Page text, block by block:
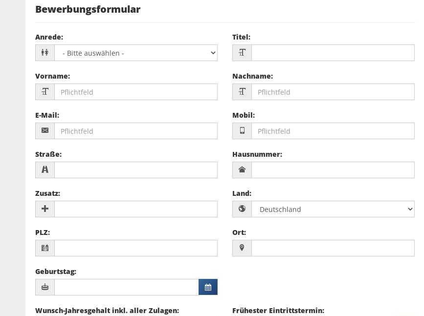
Bewerbungsformular
Anrede: Titel:
Vorname: Nachname:
E-Mail: Mobil:
Straße: Hausnummer:
Zusatz: Land:
PLZ: Ort:
Geburtstag:
Wunsch-Jahresgehalt inkl. aller Zulagen: Frühester Eintrittstermin: